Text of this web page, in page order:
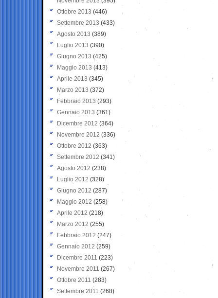
Ottobre 2013 (446)
Settembre 2013 (433)
Agosto 2013 (389)
Luglio 2013 (390)
Giugno 2013 (425)
Maggio 2013 (413)
Aprile 2013 (345)
Marzo 2013 (372)
Febbraio 2013 (293)
Gennaio 2013 (361)
Dicembre 2012 (364)
Novembre 2012 (336)
Ottobre 2012 (363)
Settembre 2012 (341)
Agosto 2012 (238)
Luglio 2012 (328)
Giugno 2012 (287)
Maggio 2012 (258)
Aprile 2012 (218)
Marzo 2012 (255)
Febbraio 2012 (247)
Gennaio 2012 (259)
Dicembre 2011 (223)
Novembre 2011 (267)
Ottobre 2011 (283)
Settembre 2011 (268)